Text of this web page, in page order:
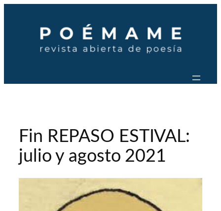
contenido
Fin REPASO ESTIVAL:
julio y agosto 2021